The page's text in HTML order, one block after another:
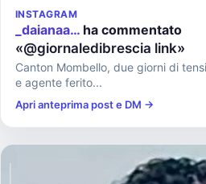
INSTAGRAM
_daianaa… ha commentato
«@giornaledibrescia link»
Canton Mombello, due giorni di
e agente ferito...
Apri anteprima post e DM →